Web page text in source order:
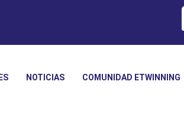
NOTICIAS COMUNIDAD ETWINNING